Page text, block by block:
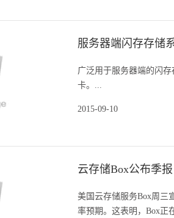
服务器端闪存存储
广泛用于服务器端的闪
卡。...
2015-09-10
云存储Box公布季
美国云存储服务Box周三
率预期。这表明，Box正